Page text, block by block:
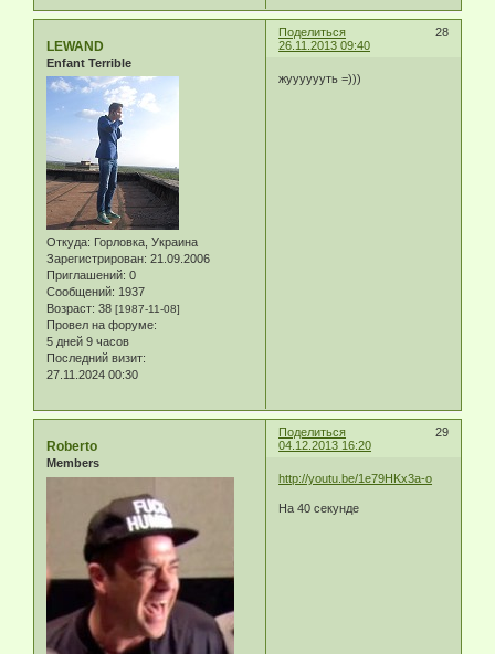
Поделиться
28
26.11.2013 09:40
LEWAND
Enfant Terrible
Откуда: Горловка, Украина
Зарегистрирован: 21.09.2006
Приглашений: 0
Сообщений: 1937
Возраст: 38 [1987-11-08]
Провел на форуме:
5 дней 9 часов
Последний визит:
27.11.2024 00:30
жууууууть =)))
Поделиться
29
04.12.2013 16:20
Roberto
Members
http://youtu.be/1e79HKx3a-o
На 40 секунде